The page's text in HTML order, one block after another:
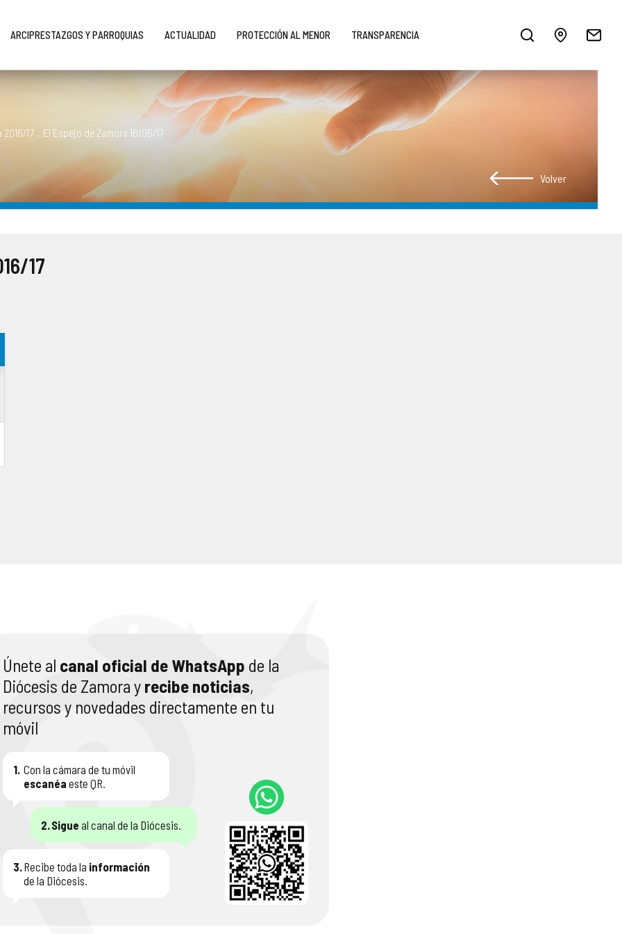
ARCIPRESTAZGOS Y PARROQUIAS ACTUALIDAD PROTECCIÓN AL MENOR TRANSPARENCIA
17 . El Espejo de Zamora 16/06/17
Volver
17
Únete al canal oficial de WhatsApp de la
Diócesis de Zamora y recibe noticias,
recursos y novedades directamente en tu
móvil
1. Con la cámara de tu móvil
escanéa este QR.
2.Sigue al canal de la Diócesis.
3.Recibe toda la información
de la Diócesis.